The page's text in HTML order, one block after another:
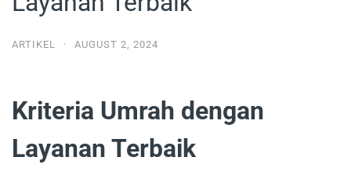
ARTIKEL · AUGUST 2, 2024
Kriteria Umrah dengan
Layanan Terbaik